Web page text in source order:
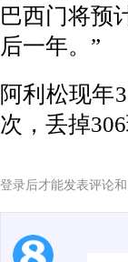
巴西门将预
后一年。”
阿利松现年
次，丢掉
登录后才能发表评论